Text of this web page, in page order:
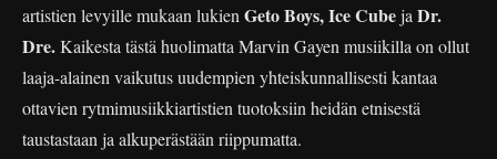
artistien levyille mukaan lukien Geto Boys, Ice Cubeja Dr.
Dre.Kaikesta tästä huolimatta Marvin Gayen musiikilla on ollut
laaja-alainen vaikutus uudempien yhteiskunnallisesti kantaa
ottavien rytmimusiikkiartistien tuotoksiin heidän etnisestä
taustastaan ja alkuperästään riippumatta.